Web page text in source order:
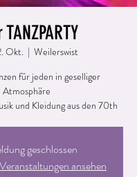
Okt.
  |
Weilerswist
für jeden in geselliger
Atmosphäre
und Kleidung aus den 70th
geschlossen
ansehen